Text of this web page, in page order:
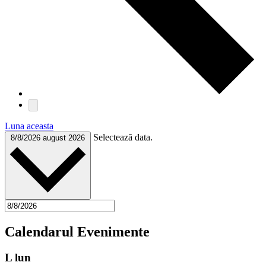
Luna aceasta
8/8/2026 august 2026 Selectează data.
Calendarul Evenimente
L lun